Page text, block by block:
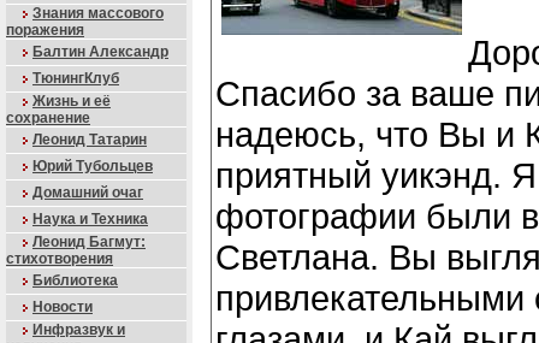
Знания массового
поражения
Балтин Александр
ТюнингКлуб
Жизнь и её
сохранение
Леонид Татарин
Юрий Тубольцев
Домашний очаг
Наука и Техника
Леонид Багмут:
стихотворения
Библиотека
Новости
Инфразвук и
Спасибо за ваше
надеюсь, что Вы и
приятный уикэнд.
фотографии были
Светланa. Вы